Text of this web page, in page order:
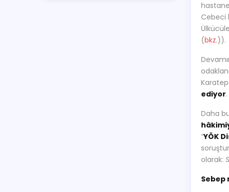
Cebeci
(bkz.)).
ediyor
Daha
“YÖK
olarak:
Sebep